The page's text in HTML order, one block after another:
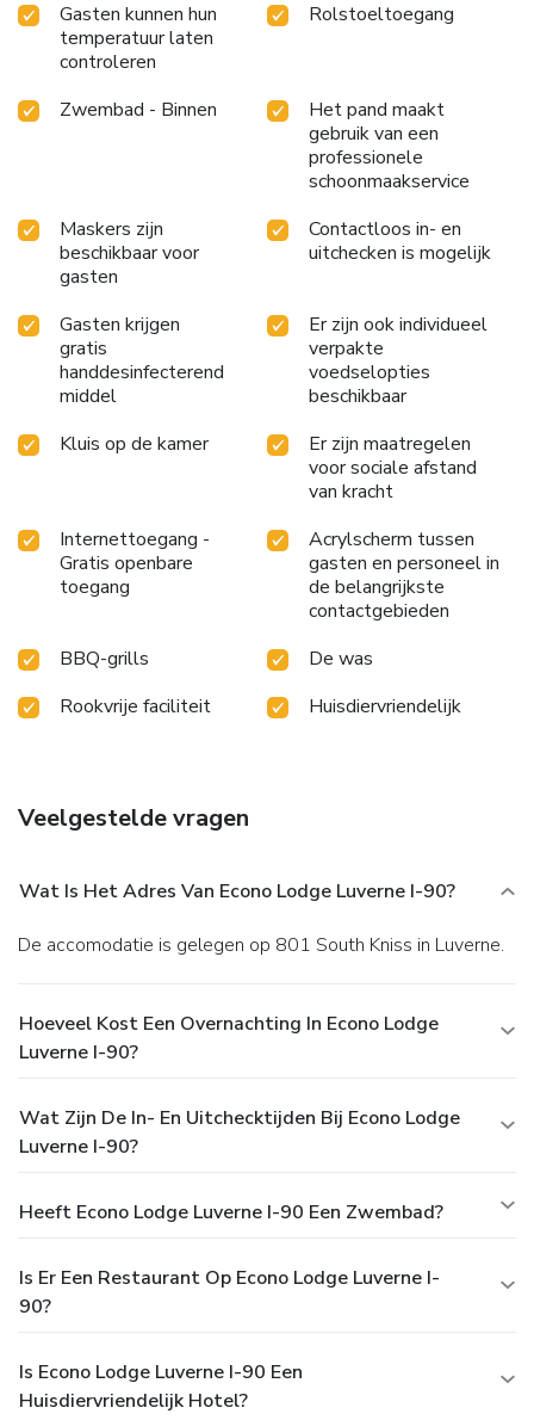
Gasten kunnen hun
temperatuur laten
controleren
Rolstoeltoegang
Zwembad - Binnen
Het pand maakt
gebruik van een
professionele
schoonmaakservice
Maskers zijn
beschikbaar voor
gasten
Contactloos in- en
uitchecken is mogelijk
Gasten krijgen
gratis
handdesinfecterend
middel
Er zijn ook individueel
verpakte
voedselopties
beschikbaar
Kluis op de kamer
Er zijn maatregelen
voor sociale afstand
van kracht
Internettoegang -
Gratis openbare
toegang
Acrylscherm tussen
gasten en personeel in
de belangrijkste
contactgebieden
BBQ-grills
De was
Rookvrije faciliteit
Huisdiervriendelijk
Veelgestelde vragen
Wat Is Het Adres Van Econo Lodge Luverne I-90?
De accomodatie is gelegen op 801 South Kniss in Luverne.
Hoeveel Kost Een Overnachting In Econo Lodge
Luverne I-90?
Wat Zijn De In- En Uitchecktijden Bij Econo Lodge
Luverne I-90?
Heeft Econo Lodge Luverne I-90 Een Zwembad?
Is Er Een Restaurant Op Econo Lodge Luverne I-
90?
Is Econo Lodge Luverne I-90 Een
Huisdiervriendelijk Hotel?